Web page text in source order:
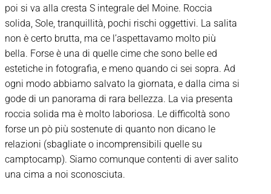
poi si va alla cresta S integrale del Moine. Roccia
solida, Sole, tranquillità, pochi rischi oggettivi. La salita
non è certo brutta, ma ce l’aspettavamo molto più
bella. Forse è una di quelle cime che sono belle ed
estetiche in fotografia, e meno quando ci sei sopra. Ad
ogni modo abbiamo salvato la giornata, e dalla cima si
gode di un panorama di rara bellezza. La via presenta
roccia solida ma è molto laboriosa. Le difficoltà sono
forse un pò più sostenute di quanto non dicano le
relazioni (sbagliate o incomprensibili quelle su
camptocamp). Siamo comunque contenti di aver salito
una cima a noi sconosciuta.